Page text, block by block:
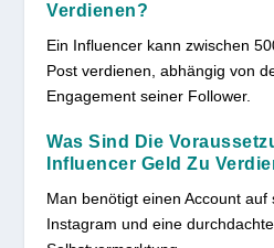
Verdienen?
Ein Influencer kann zwischen
Post verdienen, abhängig von
Engagement seiner Follower.
Was Sind Die
Influencer Geld Zu
Man benötigt einen Account auf
Instagram und eine